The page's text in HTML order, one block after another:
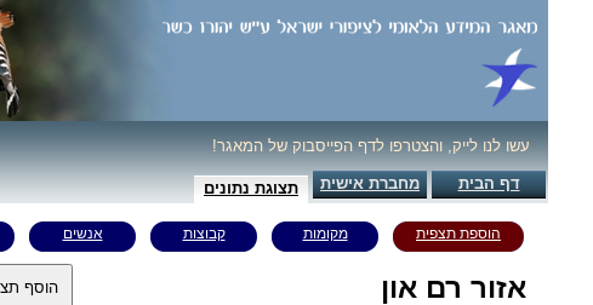
עשו לנו לייק, והצטרפו לדף הפייסבוק של המאגר!
דף הבית מחברת אישית תצוגת נתונים
הוספת תצפית מקומות קבוצות אנשים
אזור רם און